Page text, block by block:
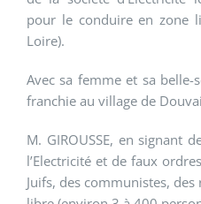
pour le conduire en zone
Loire).
Avec sa femme et sa
franchie au village de
M. GIROUSSE, en signant
l’Electricité et de faux
Juifs, des communistes,